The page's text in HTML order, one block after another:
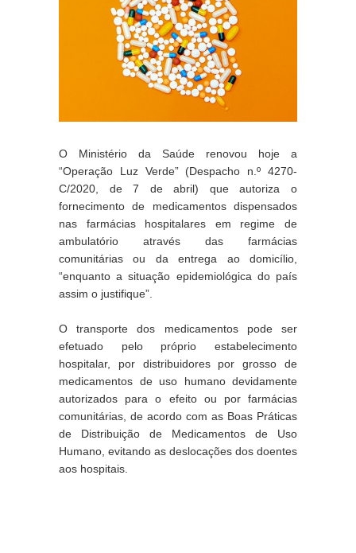
O Ministério da Saúde renovou hoje a
“Operação Luz Verde” (Despacho n.º 4270-
C/2020, de 7 de abril) que autoriza o
fornecimento de medicamentos dispensados
nas farmácias hospitalares em regime de
ambulatório através das farmácias
comunitárias ou da entrega ao domicílio,
“enquanto a situação epidemiológica do país
assim o justifique”.
O transporte dos medicamentos pode ser
efetuado pelo próprio estabelecimento
hospitalar, por distribuidores por grosso de
medicamentos de uso humano devidamente
autorizados para o efeito ou por farmácias
comunitárias, de acordo com as Boas Práticas
de Distribuição de Medicamentos de Uso
Humano, evitando as deslocações dos doentes
aos hospitais.